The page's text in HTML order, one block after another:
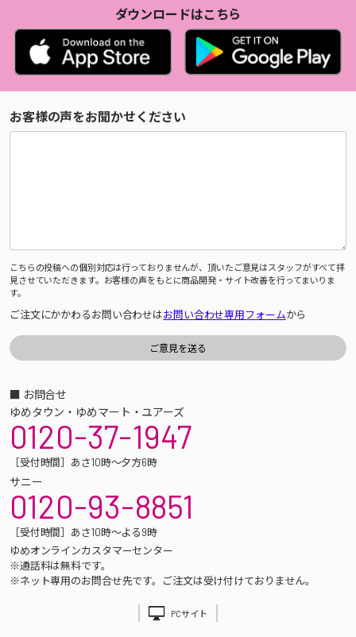
ダウンロードはこちら
お客様の声をお聞かせください
こちらの投稿への個別対応は行っておりませんが、頂いたご意見はスタッフがすべて拝
見させていただきます。お客様の声をもとに商品開発・サイト改善を行ってまいりま
す。
ご注文にかかわるお問い合わせはお問い合わせ専用フォームから
■ お問合せ
ゆめタウン・ゆめマート・ユアーズ
0120-37-1947
［受付時間］あさ10時～夕方6時
サニー
0120-93-8851
［受付時間］あさ10時～よる9時
ゆめオンラインカスタマーセンター
※通話料は無料です。
※ネット専用のお問合せ先です。ご注文は受け付けておりません。
PCサイト